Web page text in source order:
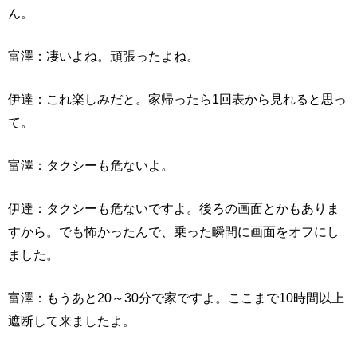
ん。
富澤：凄いよね。頑張ったよね。
伊達：これ楽しみだと。家帰ったら1回表から見れると思っ
て。
富澤：タクシーも危ないよ。
伊達：タクシーも危ないですよ。後ろの画面とかもありま
すから。でも怖かったんで、乗った瞬間に画面をオフにし
ました。
富澤：もうあと20～30分で家ですよ。ここまで10時間以上
遮断して来ましたよ。